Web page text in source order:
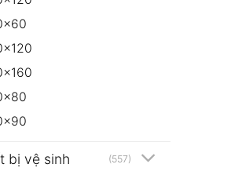
bị vệ sinh (557)